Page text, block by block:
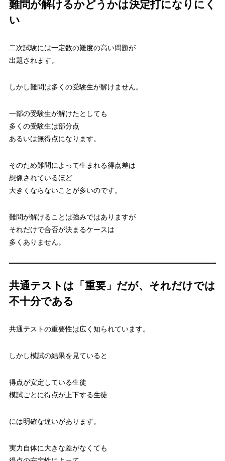
難問が解けるかどうかは決定打になりにく
い
二次試験には一定数の難度の高い問題が
出題されます。
しかし難問は多くの受験生が解けません。
一部の受験生が解けたとしても
多くの受験生は部分点
あるいは無得点になります。
そのため難問によって生まれる得点差は
想像されているほど
大きくならないことが多いのです。
難問が解けることは強みではありますが
それだけで合否が決まるケースは
多くありません。
共通テストは「重要」だが、それだけでは
不十分である
共通テストの重要性は広く知られています。
しかし模試の結果を見ていると
得点が安定している生徒
模試ごとに得点が上下する生徒
には明確な違いがあります。
実力自体に大きな差がなくても